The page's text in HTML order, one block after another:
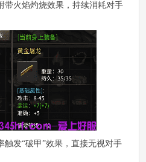
带火焰灼烧效果，持续消耗对手
发“破甲”效果，直接无视对手